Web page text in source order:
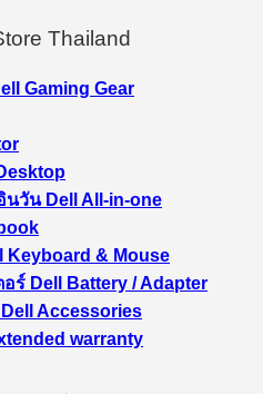
Thailand
Gaming Gear
นวัน Dell All-in-one
Keyboard & Mouse
อร์ Dell Battery / Adapter
Accessories
warranty